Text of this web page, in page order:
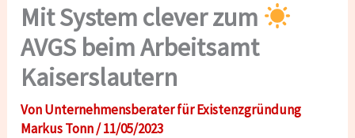
Mit System clever zum
AVGS beim Arbeitsamt
Kaiserslautern
VonUnternehmensberater für Existenzgründung
Markus Tonn/11/05/2023